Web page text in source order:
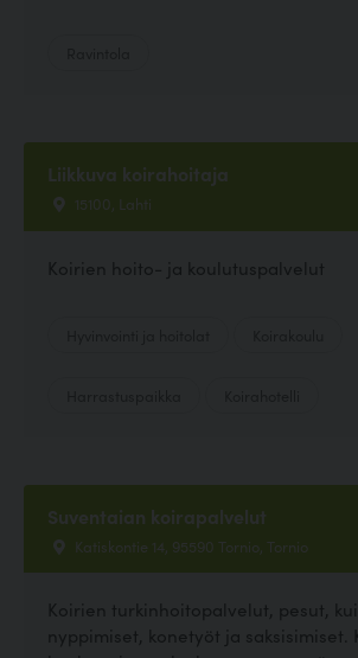
Liikkuva koirahoitaja
15100, Lahti
Koirien hoito- ja koulutuspalvelut
Suventaian koirapalvelut
Katiskontie 14, 95590 Tornio, Tornio
Koirien turkinhoitopalvelut, pesut,
nyppimiset, konetyöt ja saksisimiset.